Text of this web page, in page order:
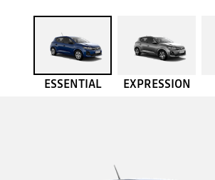
ESSENTIAL EXPRESSION